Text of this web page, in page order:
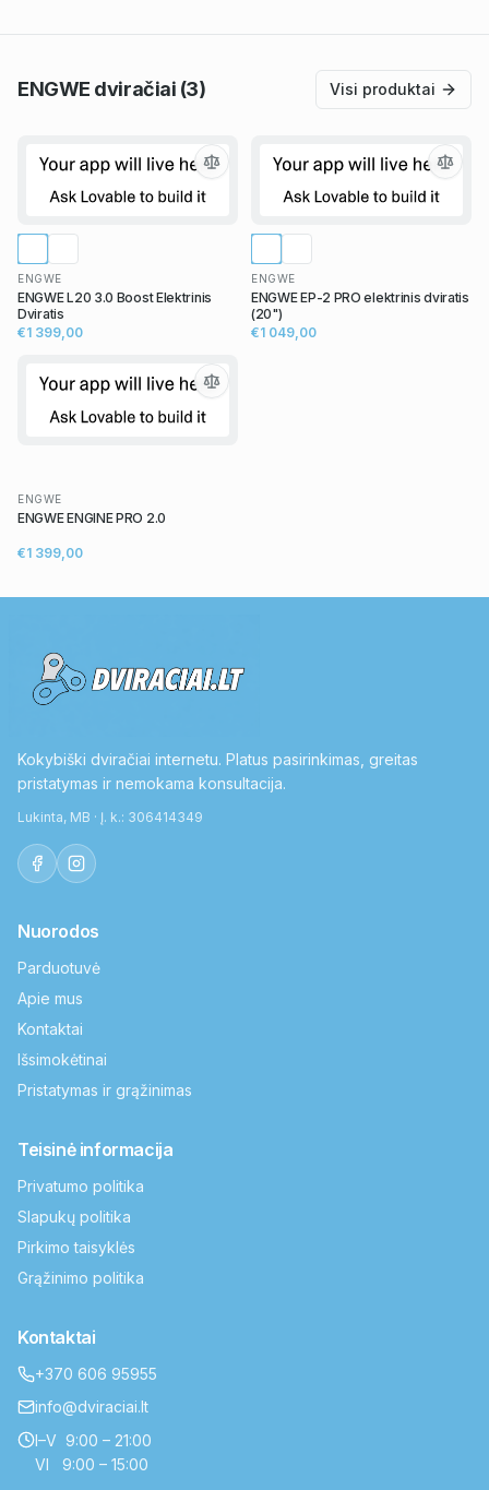
ENGWE dviračiai (3) Visi produktai
ENGWE
ENGWE L20 3.0 Boost Elektrinis
Dviratis
€1 399,00
ENGWE
ENGWE EP-2 PRO elektrinis dviratis
(20")
€1 049,00
ENGWE
ENGWE ENGINE PRO 2.0
€1 399,00
Kokybiški dviračiai internetu. Platus pasirinkimas, greitas
pristatymas ir nemokama konsultacija.
Lukinta, MB · Į. k.: 306414349
Nuorodos
Parduotuvė
Apie mus
Kontaktai
Išsimokėtinai
Pristatymas ir grąžinimas
Teisinė informacija
Privatumo politika
Slapukų politika
Pirkimo taisyklės
Grąžinimo politika
Kontaktai
+370 606 95955
info@dviraciai.lt
I–V 9:00 – 21:00
VI 9:00 – 15:00